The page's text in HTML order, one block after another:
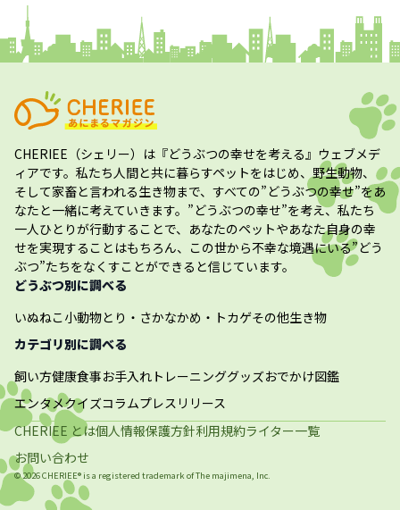
CHERIEE（シェリー） は『どうぶつの幸せを考える』ウェブメデ
ィアです。私たち人間と共に暮らすペットをはじめ、野生動物、
そして家畜と言われる生き物まで、すべての”どうぶつの幸せ”をあ
なたと一緒に考えていきます。”どうぶつの幸せ”を考え、私たち
一人ひとりが行動することで、あなたのペットやあなた自身の幸
せを実現することはもちろん、この世から不幸な境遇にいる”どう
ぶつ”たちをなくすことができると信じています。
どうぶつ別に調べる
いぬねこ小動物とり・さかなかめ・トカゲその他生き物
カテゴリ別に調べる
飼い方健康食事お手入れ トレーニンググッズおでかけ図鑑
エンタメクイズコラムプレスリリース
CHERIEE とは個人情報保護方針利用規約ライター一覧
お問い合わせ
©2026CHERIEE® is a registered trademark of The majimena, Inc.